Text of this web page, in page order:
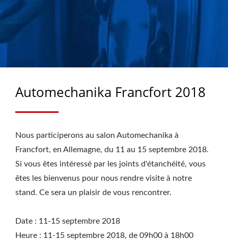
POUR L'AUTOMOBILE
ET L'INDUSTRIE, JOINTS
DE ROUE CENTURION
ET JOINTS
D'ESSIEU/CASSETTE
HUNG OIL SEALS
INDUSTRIAL CO., LTD.
Automechanika Francfort 2018
Nous participerons au salon Automechanika à
Francfort, en Allemagne, du 11 au 15 septembre 2018.
Si vous êtes intéressé par les joints d'étanchéité, vous
êtes les bienvenus pour nous rendre visite à notre
stand. Ce sera un plaisir de vous rencontrer.
Date : 11-15 septembre 2018
Heure : 11-15 septembre 2018, de 09h00 à 18h00